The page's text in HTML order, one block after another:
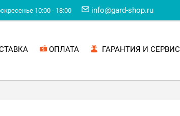
10:00 - 18:00 info@gard-shop.ru
ОПЛАТА ГАРАНТИЯ И СЕРВИС